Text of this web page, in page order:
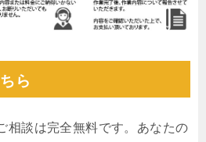
ら
相談は完全無料です。あなたの